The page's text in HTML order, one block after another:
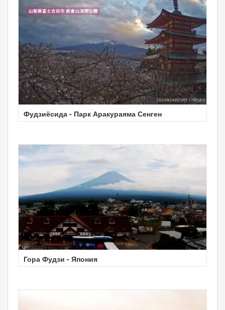
Фудзиёсида - Парк Аракураяма Сенген
Гора Фудзи - Япония